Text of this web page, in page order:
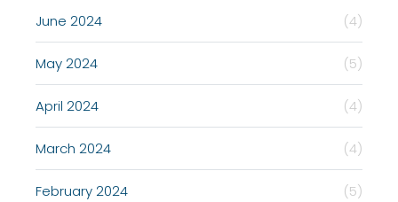
June 2024 (4)
May 2024 (5)
April 2024 (4)
March 2024 (4)
February 2024 (5)